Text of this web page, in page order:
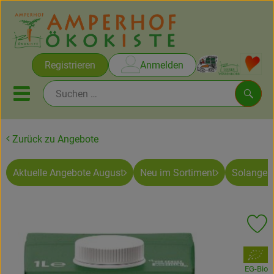
Registrieren Anmelden
Mobiles Menu öffnen oder
Rezepte
Ökokisten
Obst & Gemüse
Zurück zu Angebote
Aktuelle Angebote August Neu im Sortiment Solange
, Verband:
EG-Bio